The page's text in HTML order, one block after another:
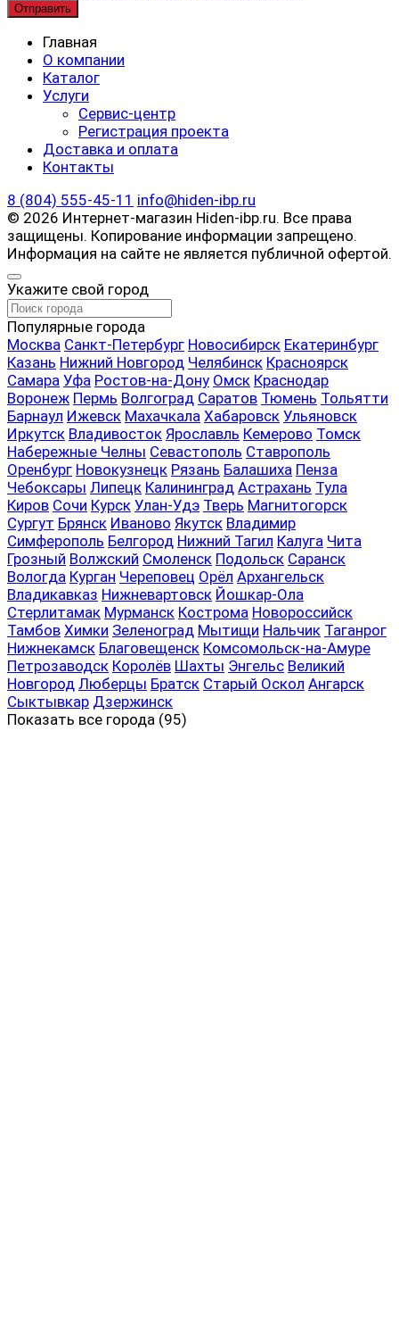
Главная
О компании
Каталог
Услуги
Сервис-центр
Регистрация проекта
Доставка и оплата
Контакты
8 (804) 555-45-11 info@hiden-ibp.ru
© 2026 Интернет-магазин Hiden-ibp.ru. Все права
защищены. Копирование информации запрещено.
Информация на сайте не является публичной офертой.
Укажите свой город
Популярные города
Москва Санкт-Петербург Новосибирск Екатеринбург
Казань Нижний Новгород Челябинск Красноярск
Самара Уфа Ростов-на-Дону Омск Краснодар
Воронеж Пермь Волгоград Саратов Тюмень Тольятти
Барнаул Ижевск Махачкала Хабаровск Ульяновск
Иркутск Владивосток Ярославль Кемерово Томск
Набережные Челны Севастополь Ставрополь
Оренбург Новокузнецк Рязань Балашиха Пенза
Чебоксары Липецк Калининград Астрахань Тула
Киров Сочи Курск Улан-Удэ Тверь Магнитогорск
Сургут Брянск Иваново Якутск Владимир
Симферополь Белгород Нижний Тагил Калуга Чита
Грозный Волжский Смоленск Подольск Саранск
Вологда Курган Череповец Орёл Архангельск
Владикавказ Нижневартовск Йошкар-Ола
Стерлитамак Мурманск Кострома Новороссийск
Тамбов Химки Зеленоград Мытищи Нальчик Таганрог
Нижнекамск Благовещенск Комсомольск-на-Амуре
Петрозаводск Королёв Шахты Энгельс Великий
Новгород Люберцы Братск Старый Оскол Ангарск
Сыктывкар Дзержинск
Показать все города (95)